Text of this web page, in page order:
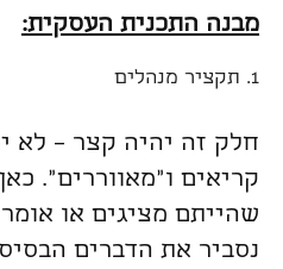
מבנה התכנית העסקית:
1. תקציר מנהלים
חלק זה יהיה קצר – לא
קריאים ו"מאווררים".
נסביר את הדברים